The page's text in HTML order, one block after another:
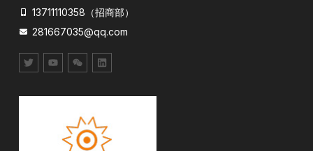
13711110358（招商部）
281667035@qq.com